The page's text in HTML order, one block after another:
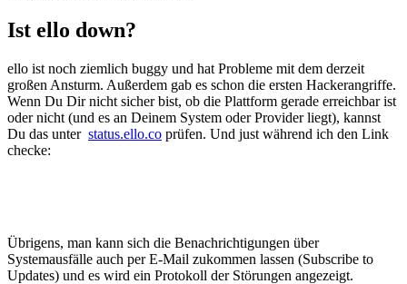
Ist ello down?
ello ist noch ziemlich buggy und hat Probleme mit dem derzeit
großen Ansturm. Außerdem gab es schon die ersten Hackerangriffe.
Wenn Du Dir nicht sicher bist, ob die Plattform gerade erreichbar ist
oder nicht (und es an Deinem System oder Provider liegt), kannst
Du das unter status.ello.co prüfen. Und just während ich den Link
checke:
Übrigens, man kann sich die Benachrichtigungen über
Systemausfälle auch per E-Mail zukommen lassen (Subscribe to
Updates) und es wird ein Protokoll der Störungen angezeigt.